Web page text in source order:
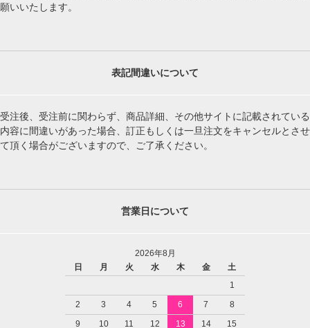
願いいたします。
表記間違いについて
受注後、受注前に関わらず、商品詳細、その他サイトに記載されている
内容に間違いがあった場合、訂正もしくは一旦注文をキャンセルとさせ
て頂く場合がございますので、ご了承ください。
営業日について
2026年8月
日
月 火 水 木 金
土
1
2
3 4 5 6 7
8
9
10 11 12 13 14
15